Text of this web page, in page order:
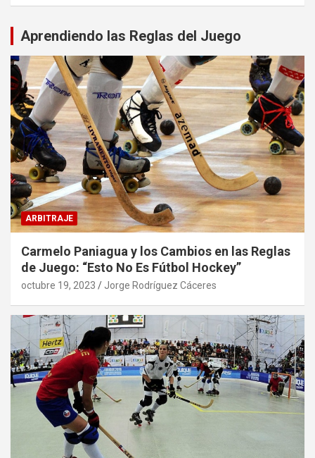
Aprendiendo las Reglas del Juego
ARBITRAJE
Carmelo Paniagua y los Cambios en las Reglas
de Juego: “Esto No Es Fútbol Hockey”
octubre 19, 2023 Jorge Rodríguez Cáceres